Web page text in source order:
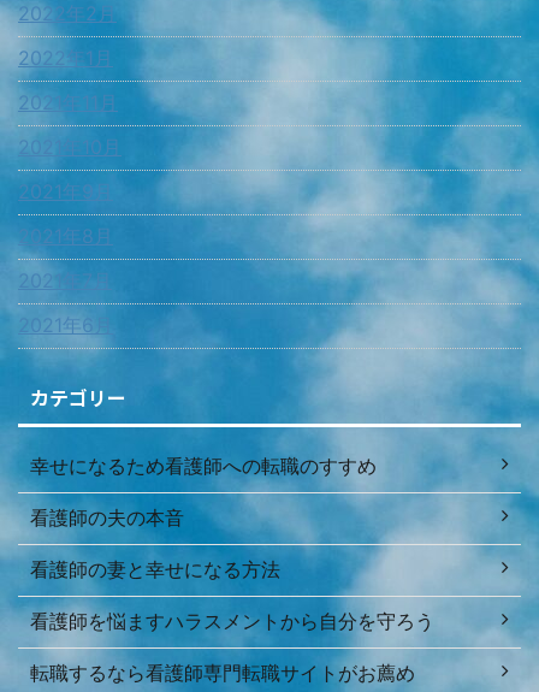
2022年2月
2022年1月
2021年11月
2021年10月
2021年9月
2021年8月
2021年7月
2021年6月
カテゴリー
幸せになるため看護師への転職のすすめ
看護師の夫の本音
看護師の妻と幸せになる方法
看護師を悩ますハラスメントから自分を守ろう
転職するなら看護師専門転職サイトがお薦め